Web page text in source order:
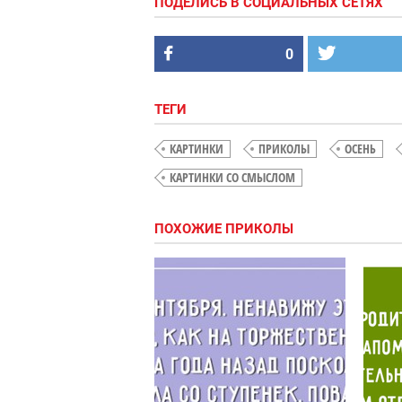
0
ТЕГИ
КАРТИНКИ ПРИКОЛЫ ОСЕНЬ
КАРТИНКИ СО СМЫСЛОМ
ПОХОЖИЕ ПРИКОЛЫ